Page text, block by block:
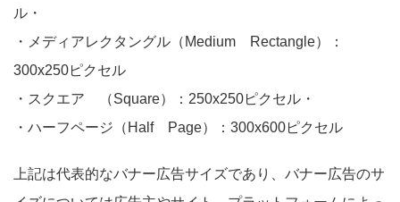
ル・
・メディアレクタングル（Medium Rectangle）：
300x250ピクセル
・スクエア （Square）：250x250ピクセル・
・ハーフページ（Half Page）：300x600ピクセル
上記は代表的なバナー広告サイズであり、バナー広告のサ